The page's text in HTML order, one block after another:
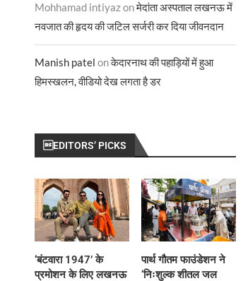
Mohhamad intiyazonमेदांता अस्पताल लखनऊ में
नवजात की हृदय की जटिल सर्जरी कर दिया जीवनदान
Manish patel onकेदारनाथ की पहाड़ियों में हुआ
हिमस्खलन, वीडियो देख लगता है डर
EDITORS’ PICKS
‘बंटवारा 1947’ के
प्रमोशन के लिए लखनऊ
पार्थ गौतम फाउंडेशन ने
‘निःशुल्क शीतल जल